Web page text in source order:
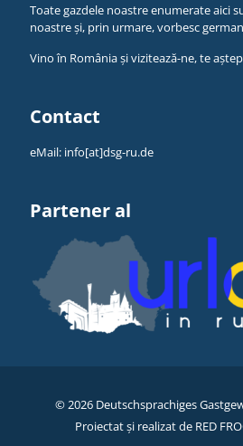
Toate gazdele noastre enumerate aici
noastre și, prin urmare, vorbesc
Vino în România și vizitează-ne, te
Contact
eMail: info[at]dsg-ru.de
Partener al
©2026 Deutschsprachiges
Proiectat și realizat de RED